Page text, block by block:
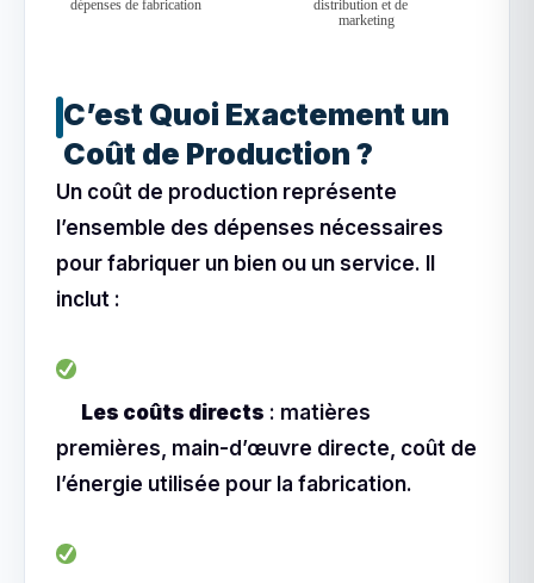
C’est Quoi Exactement un
Coût de Production ?
Un coût de production représente
l’ensemble des dépenses nécessaires
pour fabriquer un bien ou un service. Il
inclut :
Les coûts directs : matières
premières, main-d’œuvre directe, coût de
l’énergie utilisée pour la fabrication.